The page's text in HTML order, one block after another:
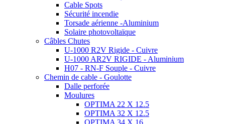
Cable Spots
Sécurité incendie
Torsade aérienne -Aluminium
Solaire photovoltaïque
Câbles Chutes
U-1000 R2V Rigide - Cuivre
U-1000 AR2V RIGIDE - Aluminium
H07 - RN-F Souple - Cuivre
Chemin de cable - Goulotte
Dalle perforée
Moulures
OPTIMA 22 X 12.5
OPTIMA 32 X 12.5
OPTIMA 34 X 16